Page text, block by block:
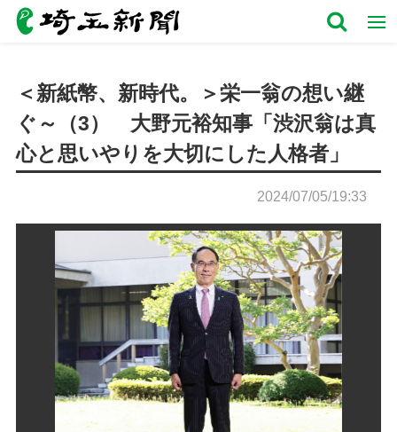
＜新紙幣、新時代。＞栄一翁の想い継
ぐ～（3） 大野元裕知事「渋沢翁は真
心と思いやりを大切にした人格者」
2024/07/05/19:33